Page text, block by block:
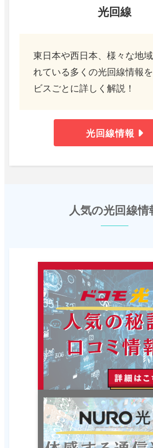
光回線
東日本や西日本、様々な地
れている多くの光回線情報
ビスごとに詳しく解説！
光回線情報
人気の光回線情